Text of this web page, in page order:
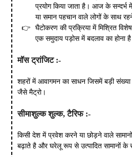
प्रयोग किया जाता है। आज के सन्दर्भ में
या समान पहचान वाले लोगों के साथ
घैटोकरण की प्रक्रिया में मिश्रित
एक समुदाय पड़ोस में बदलाव का होना
मॉस ट्रांजिट :-
शहरों में आवागमन का साधन जिसमें बड़ी संख्या
जैसे मैट्रो।
सीमाशुल्क शुल्क, टैरिफ :-
किसी देश में प्रवेश करने या छोड़ने वाले
बढ़ाते है और घरेलू रूप से उत्पादित सामानों के